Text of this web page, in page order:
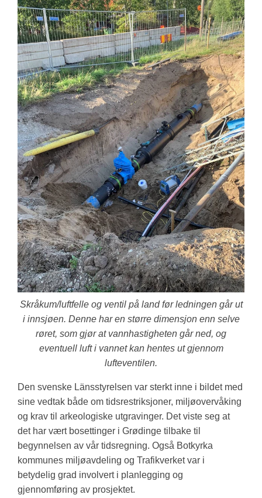
Skråkum/luftfelle og ventil på land før ledningen går ut
i innsjøen. Denne har en større dimensjon enn selve
røret, som gjør at vannhastigheten går ned, og
eventuell luft i vannet kan hentes ut gjennom
lufteventilen.
Den svenske Länsstyrelsen var sterkt inne i bildet med
sine vedtak både om tidsrestriksjoner, miljøovervåking
og krav til arkeologiske utgravinger. Det viste seg at
det har vært bosettinger i Grødinge tilbake til
begynnelsen av vår tidsregning. Også Botkyrka
kommunes miljøavdeling og Trafikverket var i
betydelig grad involvert i planlegging og
gjennomføring av prosjektet.